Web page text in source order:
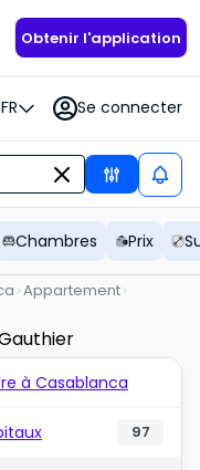
Obtenir l'application
FR Se connecter
Chambres Prix
Appartement
à Casablanca
97